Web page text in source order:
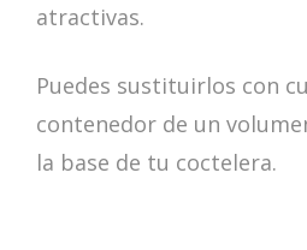
atractivas.
Puedes sustituirlos con
contenedor de un
la base de tu coctelera.